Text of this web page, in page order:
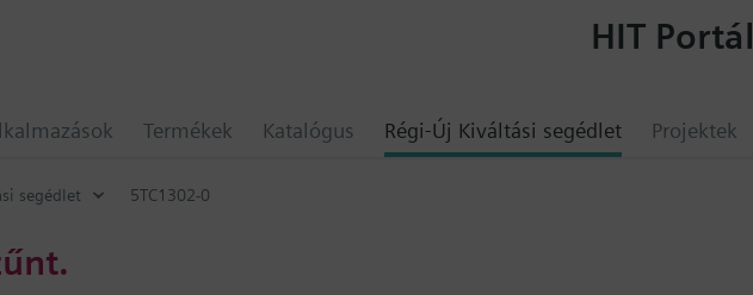
Termékek Katalógus Régi-Új Kiváltási segédlet Projektek
HIT Portál
segédlet 5TC1302-0